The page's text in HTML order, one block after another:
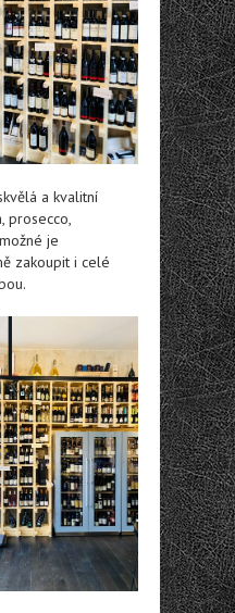
a kvalitní
prosecco,
je
zakoupit i celé